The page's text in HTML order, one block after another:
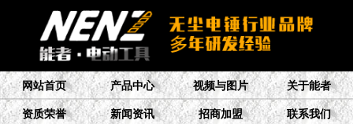
网站首页 产品中心 视频与图片 关于能者
资质荣誉 新闻资讯 招商加盟 联系我们